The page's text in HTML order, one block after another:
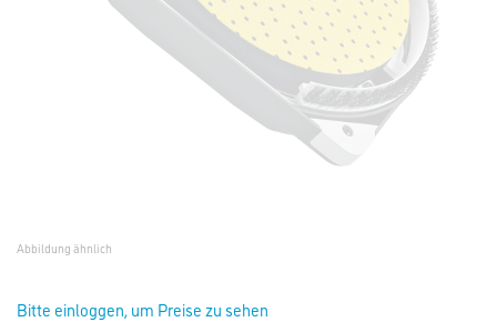
Abbildung ähnlich
Bitte einloggen, um Preise zu sehen